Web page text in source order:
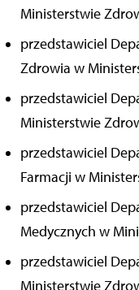
Ministerstwie
przedstawiciel
Zdrowia w
przedstawiciel
Ministerstwie
przedstawiciel
Farmacji w
przedstawiciel
Medycznych w
przedstawiciel
Ministerstwie